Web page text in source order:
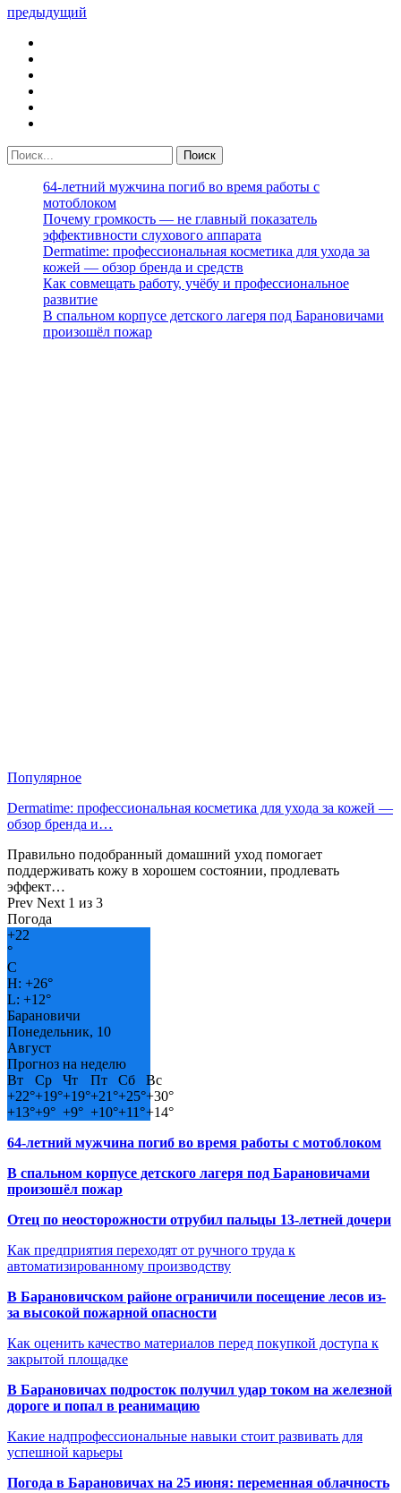
предыдущий
64-летний мужчина погиб во время работы с
мотоблоком
Почему громкость — не главный показатель
эффективности слухового аппарата
Dermatime: профессиональная косметика для ухода за
кожей — обзор бренда и средств
Как совмещать работу, учёбу и профессиональное
развитие
В спальном корпусе детского лагеря под Барановичами
произошёл пожар
Популярное
Dermatime: профессиональная косметика для ухода за кожей —
обзор бренда и…
Правильно подобранный домашний уход помогает
поддерживать кожу в хорошем состоянии, продлевать
эффект…
Prev Next 1 из 3
Погода
+22
°
C
H: +26°
L: +12°
Барановичи
Понедельник, 10
Август
Прогноз на неделю
Вт
Ср Чт Пт Сб
Вс
+22°+19°+19°+21°+25°+30°
+13°+9° +9° +10°+11°+14°
64-летний мужчина погиб во время работы с мотоблоком
В спальном корпусе детского лагеря под Барановичами
произошёл пожар
Отец по неосторожности отрубил пальцы 13-летней дочери
Как предприятия переходят от ручного труда к
автоматизированному производству
В Барановичском районе ограничили посещение лесов из-
за высокой пожарной опасности
Как оценить качество материалов перед покупкой доступа к
закрытой площадке
В Барановичах подросток получил удар током на железной
дороге и попал в реанимацию
Какие надпрофессиональные навыки стоит развивать для
успешной карьеры
Погода в Барановичах на 25 июня: переменная облачность